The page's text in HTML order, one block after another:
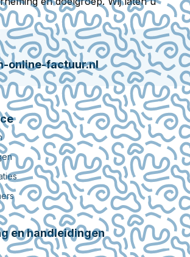
online-factuur.nl
en handleidingen